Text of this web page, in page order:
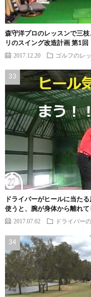
森守洋プロのレッスンで三
リのスイング改造計画 第1回
2017.12.20 ゴルフのレ
ドライバーがヒールに当た
使うと、腕が身体から離れて
2017.07.02 ドライバー